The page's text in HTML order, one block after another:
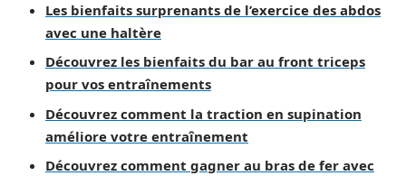
Les bienfaits surprenants de l’exercice des abdos
avec une haltère
Découvrez les bienfaits du bar au front triceps
pour vos entraînements
Découvrez comment la traction en supination
améliore votre entraînement
Découvrez comment gagner au bras de fer avec